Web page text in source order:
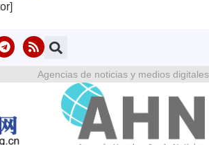
Agencias de noticias y medios digitales